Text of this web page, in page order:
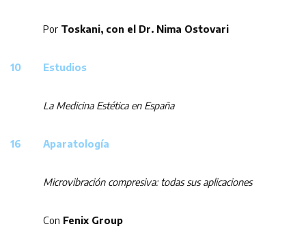
Por Toskani, con el Dr. Nima Ostovari
10 Estudios
La Medicina Estética en España
16 Aparatología
Microvibración compresiva: todas sus aplicaciones
Con Fenix Group